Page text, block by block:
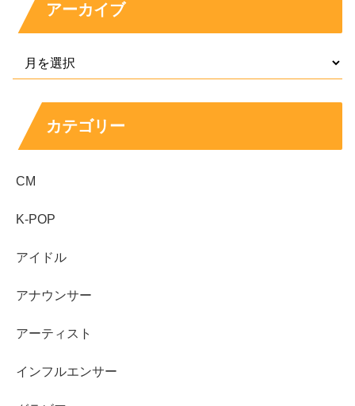
まとめ
プロフィールは
経歴はグラビアだけでなく女優、リポーターなど幅
「次男」という表現も見られる
アーカイブ
カテゴリー
CM
K-POP
アイドル
アナウンサー
アーティスト
インフルエンサー